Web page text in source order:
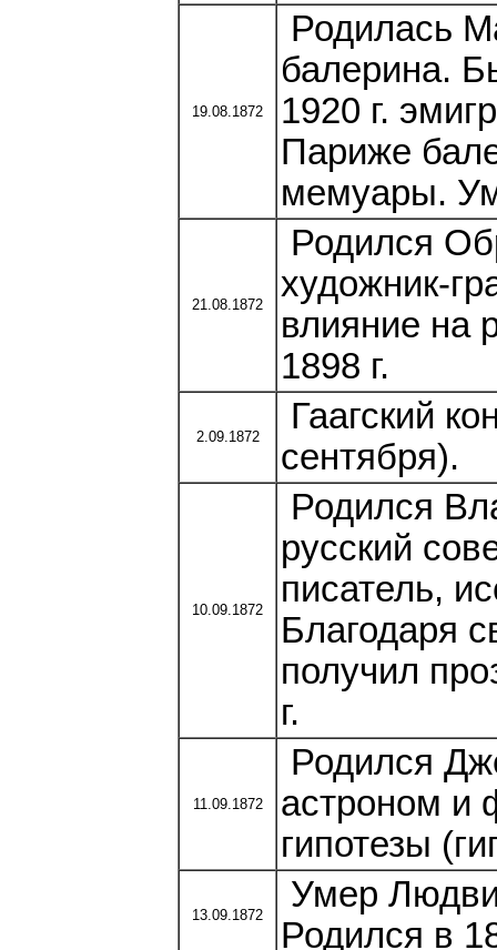
19.08.1872
Родилась
балерина.
1920 г.
Париже
мемуары.
21.08.1872
Родился
художник-
влияние на
1898 г.
2.09.1872
Гаагский
сентября).
10.09.1872
Родился
русский
писатель,
Благодаря
получил
г.
11.09.1872
Родился
астроном и
гипотезы
13.09.1872
Умер
Родился в